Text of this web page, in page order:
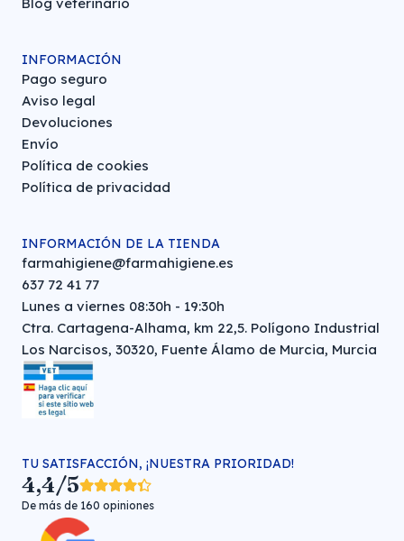
INFORMACIÓN
Pago seguro
Aviso legal
Devoluciones
Envío
Política de cookies
Política de privacidad
INFORMACIÓN DE LA TIENDA
farmahigiene@farmahigiene.es
637 72 41 77
Lunes a viernes 08:30h - 19:30h
Ctra. Cartagena-Alhama, km 22,5. Polígono Industrial
Los Narcisos, 30320, Fuente Álamo de Murcia, Murcia
TU SATISFACCIÓN, ¡NUESTRA PRIORIDAD!
4,4/5
De más de 160 opiniones